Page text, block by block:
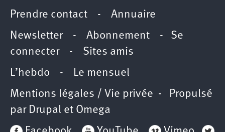
Prendre contact - Annuaire
Newsletter - Abonnement - Se
connecter- Sites amis
L’hebdo - Le mensuel
Mentions légales / Vie privée - Propulsé
par Drupal et Omega